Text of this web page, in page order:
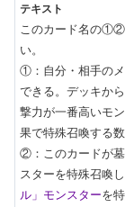
このカード名の①②
い。
①：自分・相手の
できる。デッキから
撃力が一番高いモ
果で特殊召喚する
②：このカードが
スターを特殊召喚
ル」モンスターを